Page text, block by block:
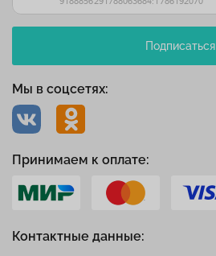
Контактные данные:
Мы в соцсетях:
Подписаться
Принимаем к оплате: